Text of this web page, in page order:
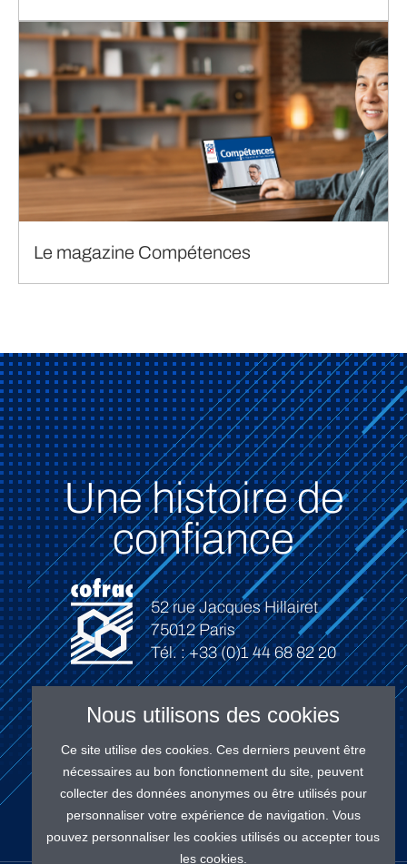
Le magazine Compétences
Une histoire de
confiance
52 rue Jacques Hillairet
75012 Paris
Tél. : +33 (0)1 44 68 82 20
Connexion
Nous utilisons des cookies
Ce site utilise des cookies. Ces derniers peuvent être
nécessaires au bon fonctionnement du site, peuvent
collecter des données anonymes ou être utilisés pour
personnaliser votre expérience de navigation. Vous
pouvez personnaliser les cookies utilisés ou accepter tous
les cookies.